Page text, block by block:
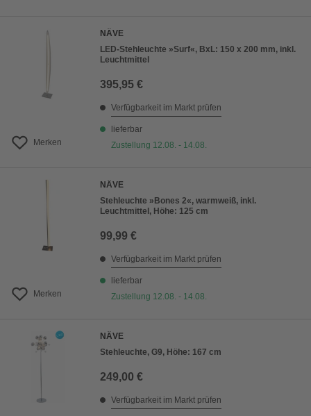
Merken
NÄVE
LED-Stehleuchte »Surf«, BxL: 150 x 200 mm, inkl.
Leuchtmittel
395,95 €
Verfügbarkeit im Markt prüfen
lieferbar
Zustellung 12.08. - 14.08.
Merken
NÄVE
Stehleuchte »Bones 2«, warmweiß, inkl.
Leuchtmittel, Höhe: 125 cm
99,99 €
Verfügbarkeit im Markt prüfen
lieferbar
Zustellung 12.08. - 14.08.
NÄVE
Stehleuchte, G9, Höhe: 167 cm
249,00 €
Verfügbarkeit im Markt prüfen